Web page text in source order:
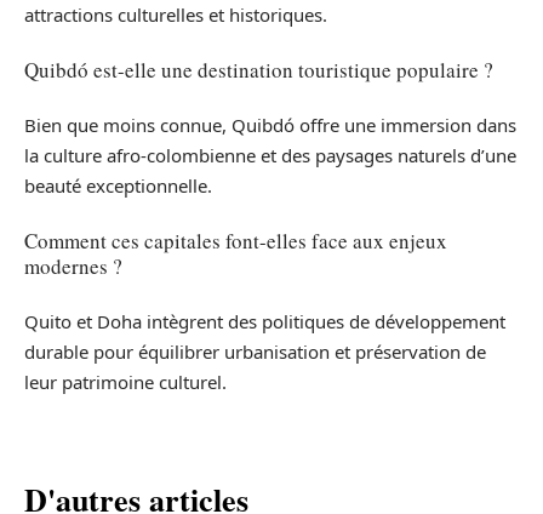
attractions culturelles et historiques.
Quibdó est-elle une destination touristique populaire ?
Bien que moins connue, Quibdó offre une immersion dans
la culture afro-colombienne et des paysages naturels d’une
beauté exceptionnelle.
Comment ces capitales font-elles face aux enjeux
modernes ?
Quito et Doha intègrent des politiques de développement
durable pour équilibrer urbanisation et préservation de
leur patrimoine culturel.
D'autres articles